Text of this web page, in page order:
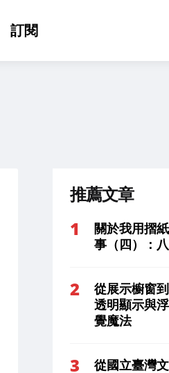
訂閱
推薦文章
關於我用摺
事（四）：
從展示櫥窗
透明顯示與
覺魔法
從國立臺灣文